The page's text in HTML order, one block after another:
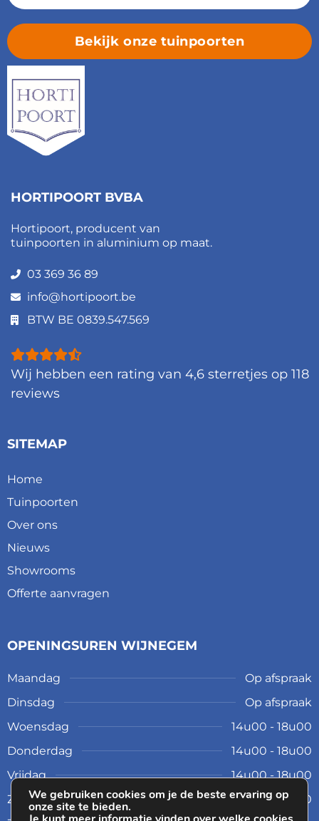
Bekijk onze tuinpoorten
HORTIPOORT BVBA
Hortipoort, producent van
tuinpoorten in aluminium op maat.
03 369 36 89
info@hortipoort.be
BTW BE 0839.547.569
Wij hebben een rating van 4,6 sterretjes op 118
reviews
SITEMAP
Home
Tuinpoorten
Over ons
Nieuws
Showrooms
Offerte aanvragen
OPENINGSUREN WIJNEGEM
Maandag
Op afspraak
Dinsdag
Op afspraak
Woensdag
14u00 - 18u00
Donderdag
14u00 - 18u00
Vrijdag
14u00 - 18u00
Zaterdag
10u00 - 17u00
We gebruiken cookies om je de beste ervaring op
onze site te bieden.